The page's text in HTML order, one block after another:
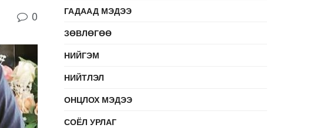
0
ГАДААД МЭДЭЭ
ЗӨВЛӨГӨӨ
НИЙГЭМ
НИЙТЛЭЛ
ОНЦЛОХ МЭДЭЭ
СОЁЛ УРЛАГ